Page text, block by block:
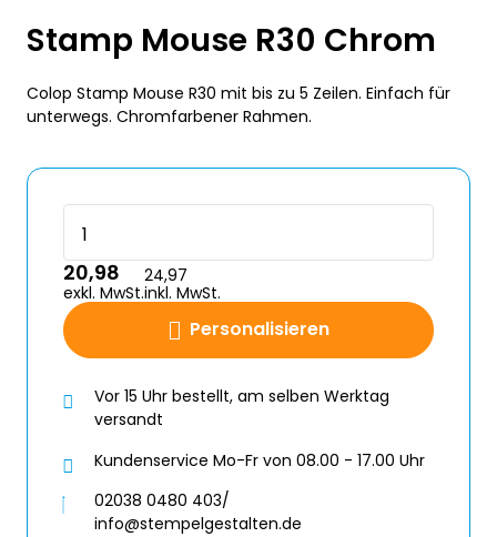
Stamp Mouse R30 Chrom
Colop Stamp Mouse R30 mit bis zu 5 Zeilen. Einfach für
unterwegs. Chromfarbener Rahmen.
Personalisieren
20,98
exkl. MwSt.
24,97
inkl. MwSt.
Vor 15 Uhr bestellt, am selben Werktag
versandt
Kundenservice Mo-Fr von 08.00 - 17.00 Uhr
02038 0480 403/
info@stempelgestalten.de